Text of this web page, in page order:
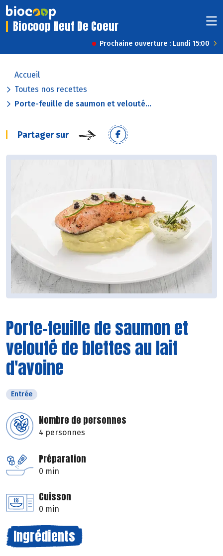
Biocoop Neuf De Coeur
Prochaine ouverture : Lundi 15:00
Accueil
Toutes nos recettes
Porte-feuille de saumon et velouté...
Partager sur
Porte-feuille de saumon et
velouté de blettes au lait
d'avoine
Entrée
Nombre de personnes
4 personnes
Préparation
0 min
Cuisson
0 min
Ingrédients